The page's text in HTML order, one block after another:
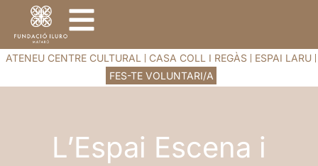
ATENEU CENTRE CULTURAL CASA COLL I REGÀS
ESPAI LARU
FES-TE VOLUNTARI/A
L’Espai Escena i